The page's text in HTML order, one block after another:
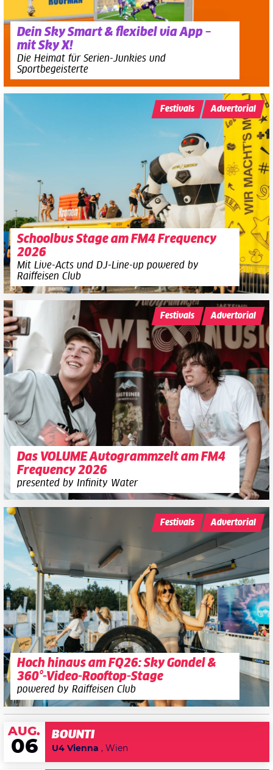
Dein Sky Smart & flexibel via App –
mit Sky X!
Die Heimat für Serien-Junkies und
Sportbegeisterte
Schoolbus Stage am FM4 Frequency
2026
Mit Live-Acts und DJ-Line-up powered by
Raiffeisen Club
Festivals Advertorial
Das VOLUME Autogrammzelt am FM4
Frequency 2026
presented by Infinity Water
Festivals Advertorial
Hoch hinaus am FQ26: Sky Gondel &
360°-Video-Rooftop-Stage
powered by Raiffeisen Club
Festivals Advertorial
AUG.
06
BOUNTI
U4 Vienna , Wien